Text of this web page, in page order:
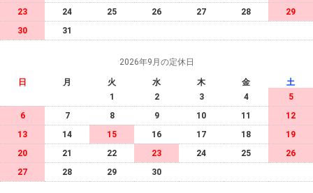
23
24 25 26 27 28
29
30
31
2026年9月の定休日
日 月 火 水 木 金
土
1
2 3 4
5
6
7 8 9 10 11
12
13
14 15 16 17 18
19
20
21 22 23 24 25
26
27
28 29 30